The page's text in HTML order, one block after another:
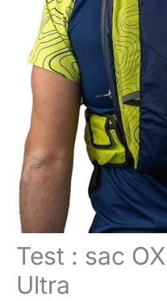
Test : sac
Ultra